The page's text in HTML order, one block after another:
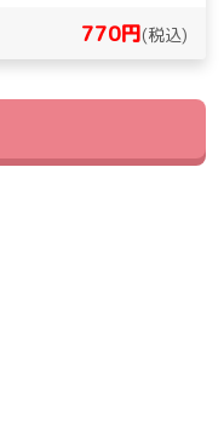
770円(税込)